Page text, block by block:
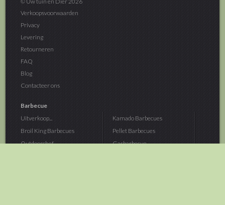
Verkoopsvoorwaarden
Privacy
Levering
Retourneren
FAQ
Blog
Contacteer ons
Barbecue
Uitverkoop...
Broil King Barbecues
Outdoorchef...
Kamado Barbecues
Pellet Barbecues
Gasbarbecue